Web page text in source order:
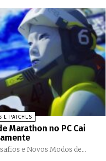
E PATCHES
Marathon no PC Cai
e Novos Modos de...